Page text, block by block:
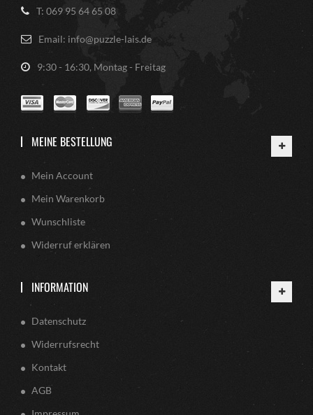
T: 069 95 64 65 08
Email: info@puzzle-lais.de
9:30 - 16:30, Montag - Freitag
MEINE BESTELLUNG
Mein Account
Mein Warenkorb
Wunschliste
Widerruf erklären
INFORMATION
Datenschutz
Widerrufsrecht
Kontakt
AGB